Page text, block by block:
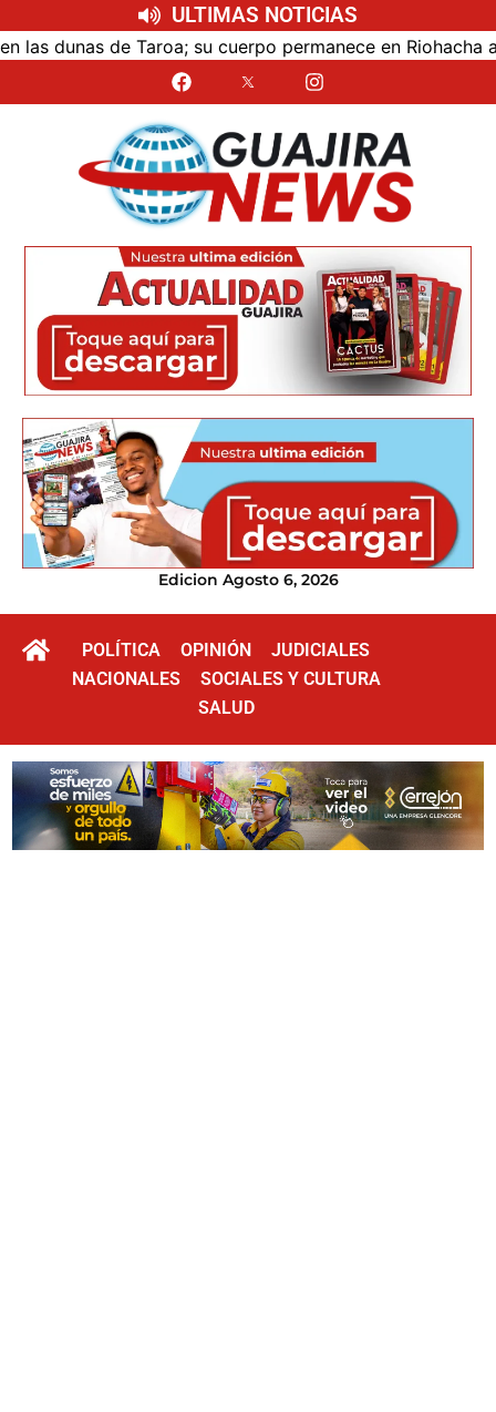
ULTIMAS NOTICIAS
de Taroa; su cuerpo permanece en Riohacha a la
Edicion Agosto 6, 2026
POLÍTICA OPINIÓN
JUDICIALES
NACIONALES
SOCIALES Y CULTURA
SALUD